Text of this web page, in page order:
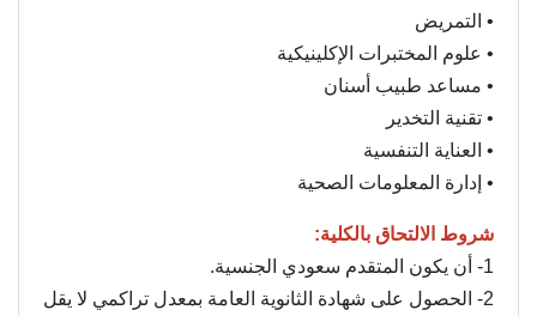
• التمريض
• علوم المختبرات الإكلينيكية
• مساعد طبيب أسنان
• تقنية التخدير
• العناية التنفسية
• إدارة المعلومات الصحية
شروط الالتحاق بالكلية:
1- أن يكون المتقدم سعودي الجنسية.
2- الحصول على شهادة الثانوية العامة بمعدل تراكمي لا يقل